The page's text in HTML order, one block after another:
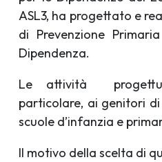
ASL3, ha progettato e
di Prevenzione
Dipendenza.
Le attività
particolare, ai genitori di
scuole d’infanzia e
Il motivo della scelta di